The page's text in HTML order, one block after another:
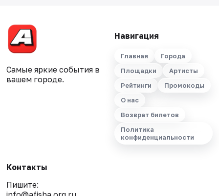
Самые яркие события в
вашем городе.
Навигация
Главная
Города
Площадки
Артисты
Рейтинги
Промокоды
О нас
Возврат билетов
Политика
конфиденциальности
Контакты
Пишите: